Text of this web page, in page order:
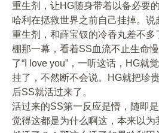
重生剂，让HG随身带着以备必要
哈利在拯救世界之前自己挂掉。
重生剂，和薛宝钗的冷香丸差不多
棚那一幕，看着SS血流不止生命
了“I love you”，一听这话，HG就
挂了，不然断不会说。HG就把珍
后SS就活过来了。
活过来的SS第一反应是懵，随即
觉得这都是为什么啊这，本来以